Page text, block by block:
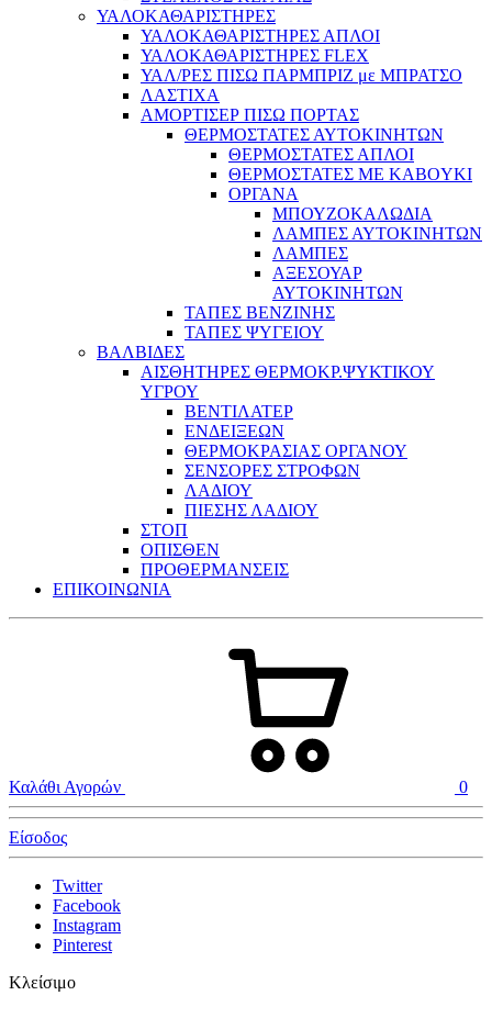
ΥΑΛΟΚΑΘΑΡΙΣΤΗΡΕΣ
ΥΑΛΟΚΑΘΑΡΙΣΤΗΡΕΣ ΑΠΛΟΙ
ΥΑΛΟΚΑΘΑΡΙΣΤΗΡΕΣ FLEX
ΥΑΛ/ΡΕΣ ΠΙΣΩ ΠΑΡΜΠΡΙΖ με ΜΠΡΑΤΣΟ
ΛΑΣΤΙΧΑ
ΑΜΟΡΤΙΣΕΡ ΠΙΣΩ ΠΟΡΤΑΣ
ΘΕΡΜΟΣΤΑΤΕΣ ΑΥΤΟΚΙΝΗΤΩΝ
ΘΕΡΜΟΣΤΑΤΕΣ ΑΠΛΟΙ
ΘΕΡΜΟΣΤΑΤΕΣ ME KABOYKI
ΟΡΓΑΝΑ
ΜΠΟΥΖΟΚΑΛΩΔΙΑ
ΛΑΜΠΕΣ ΑΥΤΟΚΙΝΗΤΩΝ
ΛΑΜΠΕΣ
ΑΞΕΣΟΥΑΡ
ΑΥΤΟΚΙΝΗΤΩΝ
ΤΑΠΕΣ ΒΕΝΖΙΝΗΣ
ΤΑΠΕΣ ΨΥΓΕΙΟΥ
ΒΑΛΒΙΔΕΣ
ΑΙΣΘΗΤΗΡΕΣ ΘΕΡΜΟΚΡ.ΨΥΚΤΙΚΟΥ
ΥΓΡΟΥ
ΒΕΝΤΙΛΑΤΕΡ
ΕΝΔΕΙΞΕΩΝ
ΘΕΡΜΟΚΡΑΣΙΑΣ ΟΡΓΑΝΟΥ
ΣΕΝΣΟΡΕΣ ΣΤΡΟΦΩΝ
ΛΑΔΙΟΥ
ΠΙΕΣΗΣ ΛΑΔΙΟΥ
ΣΤΟΠ
ΟΠΙΣΘΕΝ
ΠΡΟΘΕΡΜΑΝΣΕΙΣ
ΕΠΙΚΟΙΝΩΝΙΑ
Καλάθι Αγορών 0
Είσοδος
Twitter
Facebook
Instagram
Pinterest
Κλείσιμο